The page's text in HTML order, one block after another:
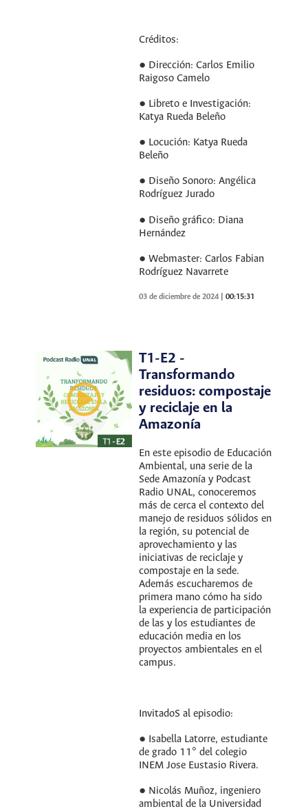
Créditos:
● Dirección: Carlos Emilio
Raigoso Camelo
● Libreto e Investigación:
Katya Rueda Beleño
● Locución: Katya Rueda
Beleño
● Diseño Sonoro: Angélica
Rodríguez Jurado
● Diseño gráfico: Diana
Hernández
● Webmaster: Carlos Fabian
Rodríguez Navarrete
03 de diciembre de 2024 |00:15:31
T1-E2 -
Transformando
residuos: compostaje
y reciclaje en la
Amazonía
En este episodio de Educación
Ambiental, una serie de la
Sede Amazonía y Podcast
Radio UNAL, conoceremos
más de cerca el contexto del
manejo de residuos sólidos en
la región, su potencial de
aprovechamiento y las
iniciativas de reciclaje y
compostaje en la sede.
Además escucharemos de
primera mano cómo ha sido
la experiencia de participación
de las y los estudiantes de
educación media en los
proyectos ambientales en el
campus.
InvitadoS al episodio:
● Isabella Latorre, estudiante
de grado 11° del colegio
INEM Jose Eustasio Rivera.
● Nicolás Muñoz, ingeniero
ambiental de la Universidad